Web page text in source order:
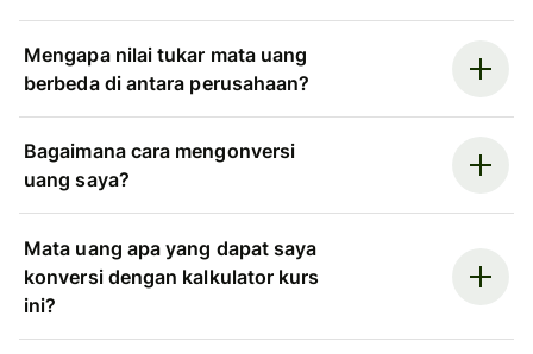
Mengapa nilai tukar mata uang
berbeda di antara perusahaan?
Bagaimana cara mengonversi
uang saya?
Mata uang apa yang dapat saya
konversi dengan kalkulator kurs
ini?